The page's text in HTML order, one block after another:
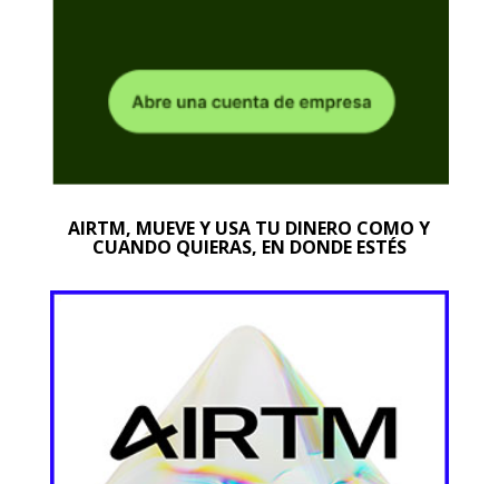
AIRTM, MUEVE Y USA TU DINERO COMO Y
CUANDO QUIERAS, EN DONDE ESTÉS